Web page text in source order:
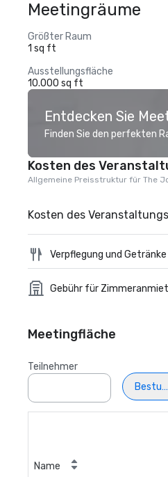
Meetingräume
Größter Raum
1 sq ft
Ausstellungsfläche
10.000 sq ft
Entdecken Sie
Finden Sie den perfekten
Kosten des
Allgemeine Preisstruktur für The
Kosten des
Verpflegung und
Gebühr für
Meetingfläche
Teilnehmer
Name